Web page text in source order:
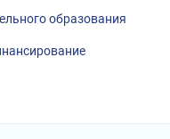
образования